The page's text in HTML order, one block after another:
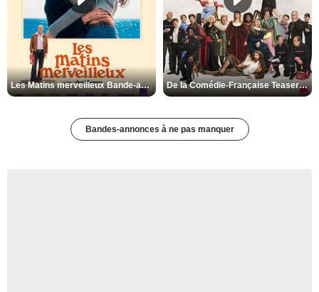
Les Matins merveilleux Bande-annonce VF De la Comédie-Française Teaser VF
Bandes-annonces à ne pas manquer